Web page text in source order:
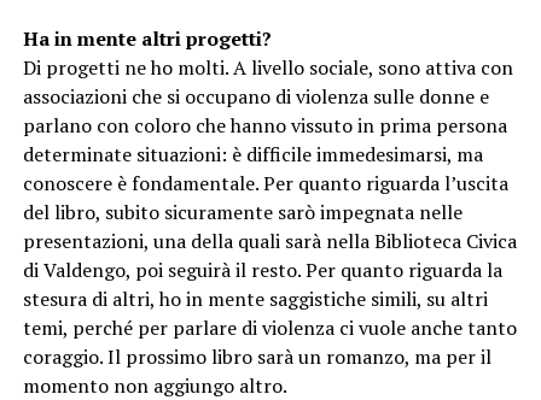
Ha in mente altri progetti?
Di progetti ne ho molti. A livello sociale, sono attiva con
associazioni che si occupano di violenza sulle donne e
parlano con coloro che hanno vissuto in prima persona
determinate situazioni: è difficile immedesimarsi, ma
conoscere è fondamentale. Per quanto riguarda l’uscita
del libro, subito sicuramente sarò impegnata nelle
presentazioni, una della quali sarà nella Biblioteca Civica
di Valdengo, poi seguirà il resto. Per quanto riguarda la
stesura di altri, ho in mente saggistiche simili, su altri
temi, perché per parlare di violenza ci vuole anche tanto
coraggio. Il prossimo libro sarà un romanzo, ma per il
momento non aggiungo altro.